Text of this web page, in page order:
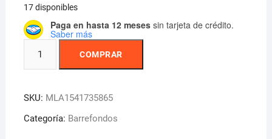
17 disponibles
Paga en hasta 12 mesessin tarjeta de crédito.
Saber más
Apd-
Telescopico
3.60
COMPRAR
SKU: MLA1541735865
Categoría: Barrefondos